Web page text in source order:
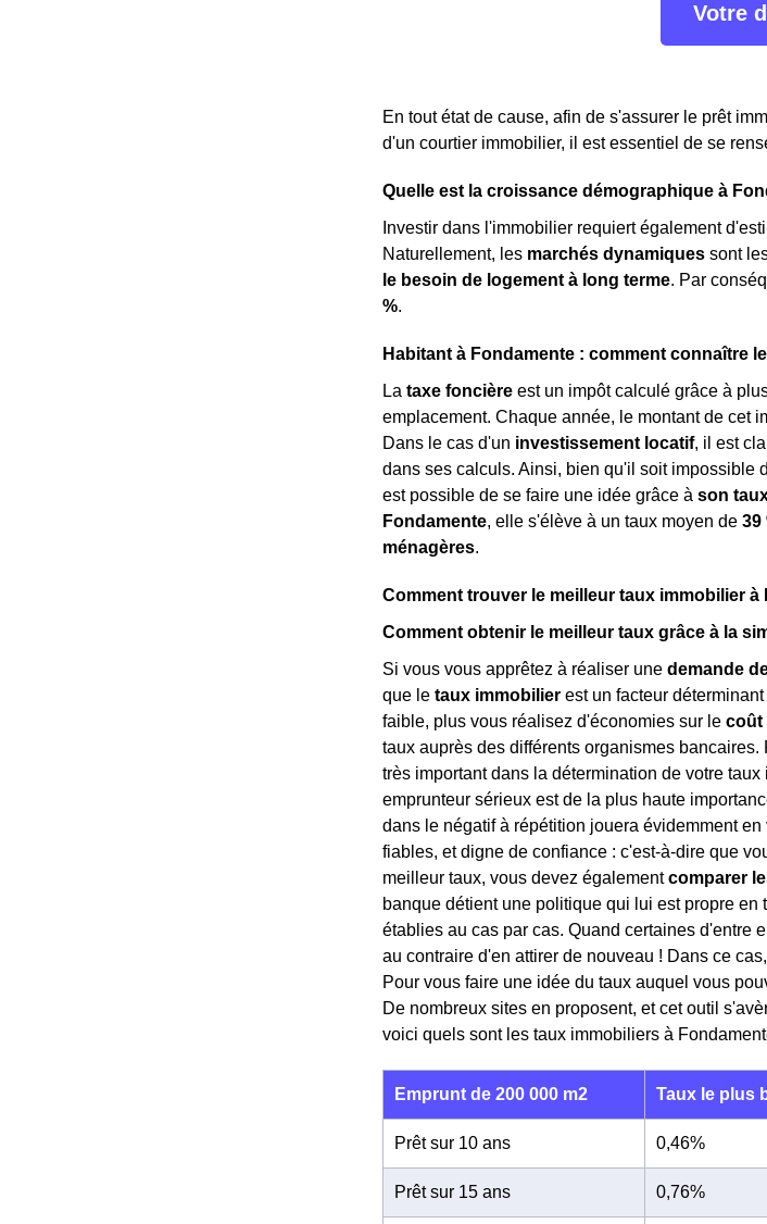
Votre
En tout état de cause, afin de s'assurer le prêt
d'un courtier immobilier, il est essentiel de se
Quelle est la croissance démographique à
Investir dans l'immobilier requiert également
Naturellement, les marchés dynamiques sont
le besoin de logement à long terme. Par
%.
Habitant à Fondamente : comment connaître
La taxe foncière est un impôt calculé grâce à
emplacement. Chaque année, le montant de cet
Dans le cas d'un investissement locatif, il est
dans ses calculs. Ainsi, bien qu'il soit impossible
est possible de se faire une idée grâce à son
Fondamente, elle s'élève à un taux moyen de 39
ménagères.
Comment trouver le meilleur taux immobilier à
Comment obtenir le meilleur taux grâce à la
Si vous vous apprêtez à réaliser une demande
que le taux immobilier est un facteur
faible, plus vous réalisez d'économies sur le coût
taux auprès des différents organismes
très important dans la détermination de votre
emprunteur sérieux est de la plus haute
dans le négatif à répétition jouera évidemment
fiables, et digne de confiance : c'est-à-dire que
meilleur taux, vous devez égalementcomparer
banque détient une politique qui lui est propre
établies au cas par cas. Quand certaines d'entre
au contraire d'en attirer de nouveau ! Dans ce
Pour vous faire une idée du taux auquel vous
De nombreux sites en proposent, et cet outil
voici quels sont les taux immobiliers à
Emprunt de 200 000 m2 Taux le plus
Prêt sur 10 ans 0,46%
Prêt sur 15 ans 0,76%